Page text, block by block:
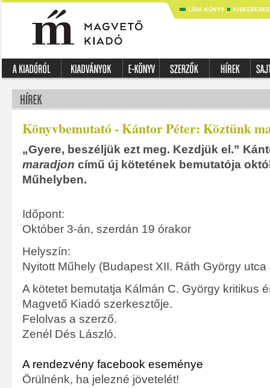
LÍRA KÖNYV
Könyvbemutató - Kántor Péter: Köztünk
„Gyere, beszéljük ezt meg. Kezdjük el.”
maradjon című új kötetének bemutatója
Műhelyben.
Időpont:
Október 3-án, szerdán 19 órakor
Helyszín:
Nyitott Műhely (Budapest XII. Ráth György utca
A kötetet bemutatja Kálmán C. György kritikus
Magvető Kiadó szerkesztője.
Felolvas a szerző.
Zenél Dés László.
A rendezvény facebook eseménye
Örülnénk, ha jelezné jövetelét!